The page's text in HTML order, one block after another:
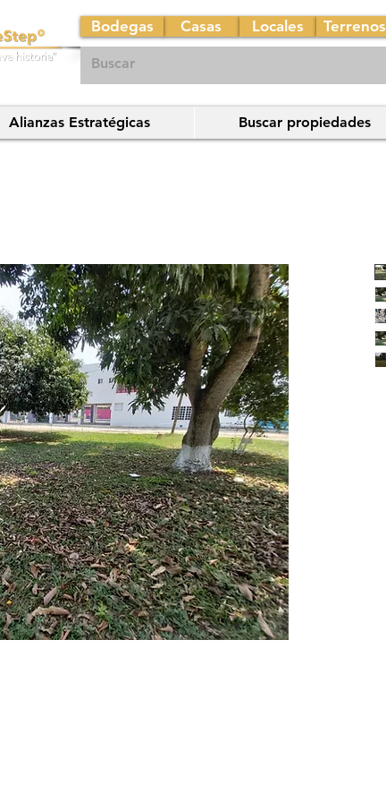
Casas
Bodegas Locales Terrenos
Alianzas Estratégicas Buscar propiedades